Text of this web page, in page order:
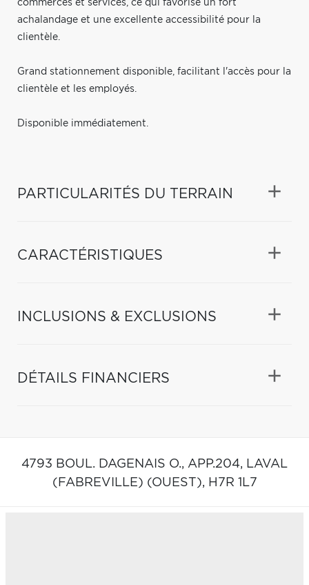
commerces et services, ce qui favorise un fort
achalandage et une excellente accessibilité pour la
clientèle.
Grand stationnement disponible, facilitant l'accès pour la
clientèle et les employés.
Disponible immédiatement.
PARTICULARITÉS DU TERRAIN
CARACTÉRISTIQUES
INCLUSIONS & EXCLUSIONS
DÉTAILS FINANCIERS
4793 BOUL. DAGENAIS O., APP.204, LAVAL
(FABREVILLE) (OUEST), H7R 1L7